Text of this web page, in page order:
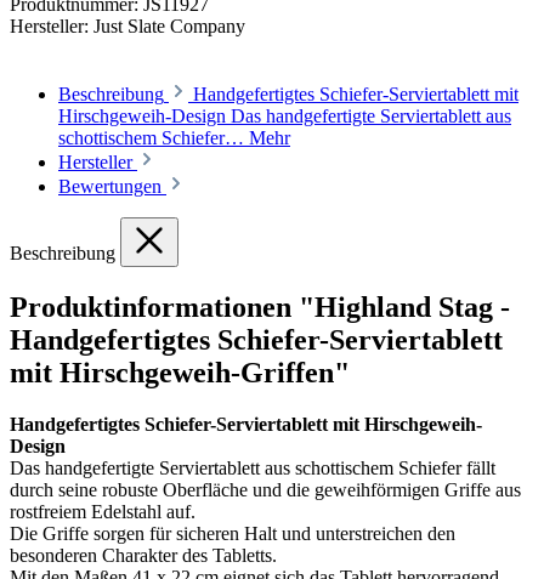
Produktnummer: JS11927
Hersteller: Just Slate Company
Beschreibung
Handgefertigtes Schiefer-Serviertablett mit
Hirschgeweih-Design Das handgefertigte Serviertablett aus
schottischem Schiefer… Mehr
Hersteller
Bewertungen
Beschreibung
Produktinformationen "Highland Stag -
Handgefertigtes Schiefer-Serviertablett
mit Hirschgeweih-Griffen"
Handgefertigtes Schiefer-Serviertablett mit Hirschgeweih-
Design
Das handgefertigte Serviertablett aus schottischem Schiefer fällt
durch seine robuste Oberfläche und die geweihförmigen Griffe aus
rostfreiem Edelstahl auf.
Die Griffe sorgen für sicheren Halt und unterstreichen den
besonderen Charakter des Tabletts.